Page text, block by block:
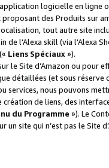
logicielle en ligne
des Produits sur
tout autre site
de l'Alexa skill (via l'Alexa
Liens Spéciaux»).
le Site d’Amazon ou pour
détaillées (et sous réserve
services, nous pouvons
de liens, des
du Programme »). Le
site qui n’est pas le Site